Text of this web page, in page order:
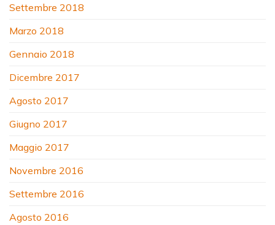
Settembre 2018
Marzo 2018
Gennaio 2018
Dicembre 2017
Agosto 2017
Giugno 2017
Maggio 2017
Novembre 2016
Settembre 2016
Agosto 2016